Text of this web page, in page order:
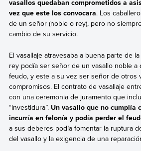
vasallos quedaban comprometidos a
vez que este los convocara. Los
de un señor (noble o rey), pero no
cambio de su servicio.
El vasallaje atravesaba a buena parte de
rey podía ser señor de un vasallo noble a
feudo, y este a su vez ser señor de otros
compromisos. El contrato de vasallaje
con una ceremonia de juramento que
“investidura”. Un vasallo que no cumplía
incurría en felonía y podía perder el
a sus deberes podía fomentar la ruptura
del vasallo y la exigencia de una